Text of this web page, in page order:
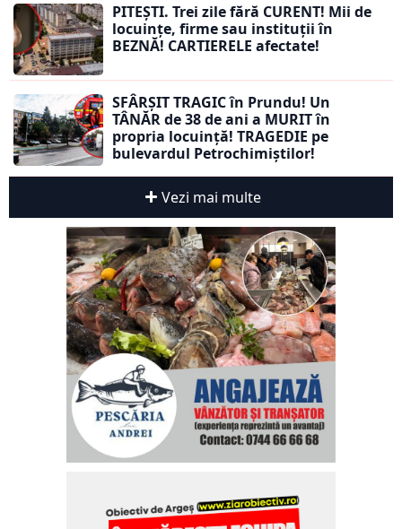
PITEȘTI. Trei zile fără CURENT! Mii de
locuințe, firme sau instituții în
BEZNĂ! CARTIERELE afectate!
SFÂRȘIT TRAGIC în Prundu! Un
TÂNĂR de 38 de ani a MURIT în
propria locuință! TRAGEDIE pe
bulevardul Petrochimiștilor!
Vezi mai multe